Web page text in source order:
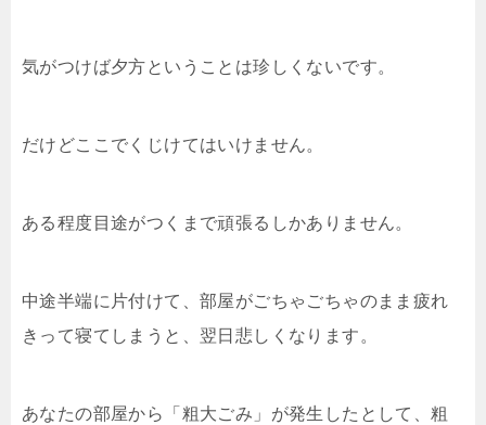
気がつけば夕方ということは珍しくないです。
だけどここでくじけてはいけません。
ある程度目途がつくまで頑張るしかありません。
中途半端に片付けて、部屋がごちゃごちゃのまま疲れ
きって寝てしまうと、翌日悲しくなります。
あなたの部屋から「粗大ごみ」が発生したとして、粗